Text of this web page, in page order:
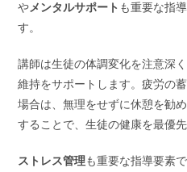
やメンタルサポート も重要な指
す。
講師は生徒の体調変化を注意深
維持をサポートします。疲労の
場合は、無理をせずに休憩を勧
することで、生徒の健康を最優
ストレス管理も重要な指導要素